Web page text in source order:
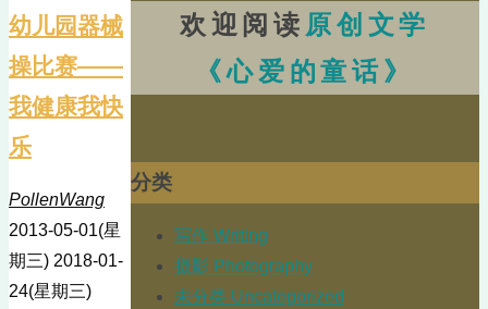
幼儿园器械
操比赛——
我健康我快
乐
PollenWang
2013-05-01(星
期三) 2018-01-
24(星期三)
欢迎阅读 原创文学
《心爱的童话》
分类
写作 Writing
摄影 Photography
未分类 Uncategorized